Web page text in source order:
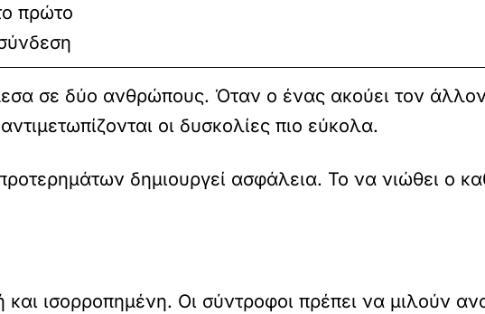
πρώτο
σε δύο ανθρώπους. Όταν ο ένας ακούει τον άλλον
οι δυσκολίες πιο εύκολα.
δημιουργεί ασφάλεια. Το να νιώθει ο
ισορροπημένη. Οι σύντροφοι πρέπει να μιλούν